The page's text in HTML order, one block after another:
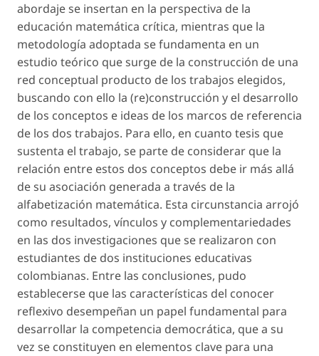
abordaje se insertan en la perspectiva de la
educación matemática crítica, mientras que la
metodología adoptada se fundamenta en un
estudio teórico que surge de la construcción de una
red conceptual producto de los trabajos elegidos,
buscando con ello la (re)construcción y el desarrollo
de los conceptos e ideas de los marcos de referencia
de los dos trabajos. Para ello, en cuanto tesis que
sustenta el trabajo, se parte de considerar que la
relación entre estos dos conceptos debe ir más allá
de su asociación generada a través de la
alfabetización matemática. Esta circunstancia arrojó
como resultados, vínculos y complementariedades
en las dos investigaciones que se realizaron con
estudiantes de dos instituciones educativas
colombianas. Entre las conclusiones, pudo
establecerse que las características del conocer
reflexivo desempeñan un papel fundamental para
desarrollar la competencia democrática, que a su
vez se constituyen en elementos clave para una